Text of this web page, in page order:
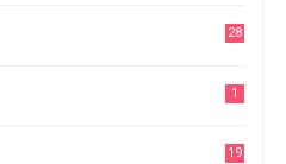
28
1
19